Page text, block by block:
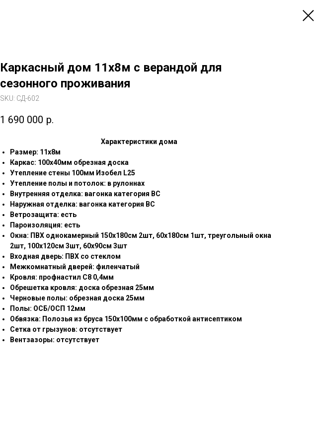
Каркасный дом 11х8м с верандой для
сезонного проживания
SKU: СД-602
1 690 000 р.
Характеристики дома
Размер: 11х8м
Каркас: 100х40мм обрезная доска
⁠Утепление стены 100мм Изобел L25
Утепление полы и потолок: в рулоннах
Внутренняя отделка: вагонка категория ВС
Наружная отделка: вагонка категория ВС
Ветрозащита: есть
⁠Пароизоляция: есть
⁠Окна: ПВХ однокамерный 150х180см 2шт, 60х180см 1шт, треугольный окна
2шт, 100х120см 3шт, 60х90см 3шт
Входная дверь: ПВХ со стеклом
Межкомнатный дверей: филенчатый
⁠Кровля: профнастил С8 0,4мм
Обрешетка кровля: доска обрезная 25мм
Черновые полы: обрезная доска 25мм
Полы: ОСБ/ОСП 12мм
Обвязка: Полозья из бруса 150х100мм с обработкой антисептиком
Сетка от грызунов: отсутствует
Вентзазоры: отсутствует